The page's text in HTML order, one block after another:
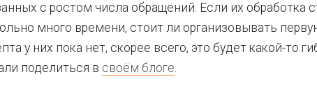
с ростом числа обращений. Если их обработка
много времени, стоит ли организовывать
у них пока нет, скорее всего, это будет какой-то
поделиться в своём блоге.